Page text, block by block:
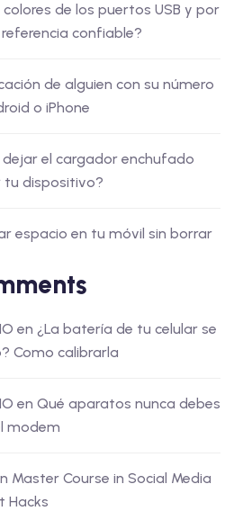
de los puertos USB y por
confiable?
de alguien con su número
o iPhone
dejar el cargador enchufado
tu dispositivo?
espacio en tu móvil sin borrar
en ¿La batería de tu celular se
Como calibrarla
en Qué aparatos nunca debes
modem
Master Course in Social Media
Hacks